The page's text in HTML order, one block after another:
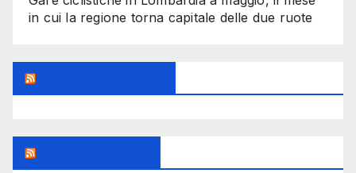
in cui la regione torna capitale delle due ruote